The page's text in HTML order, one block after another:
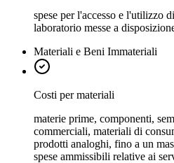
spese per l'accesso e l'utilizzo
laboratorio messe a
Materiali e Beni Immateriali
Costi per materiali
materie prime, componenti,
commerciali, materiali di
prodotti analoghi, fino a un
spese ammissibili relative ai